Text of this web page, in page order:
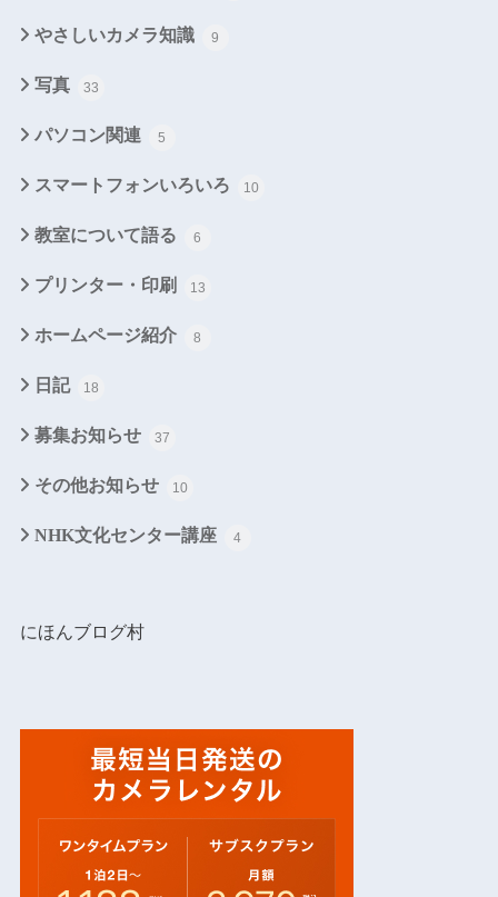
やさしいカメラ知識 9
写真 33
パソコン関連 5
スマートフォンいろいろ 10
教室について語る 6
プリンター・印刷 13
ホームページ紹介 8
日記 18
募集お知らせ 37
その他お知らせ 10
NHK文化センター講座 4
にほんブログ村